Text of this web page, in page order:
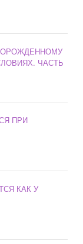
ЧАСТЬ
ПРИ
КАК У